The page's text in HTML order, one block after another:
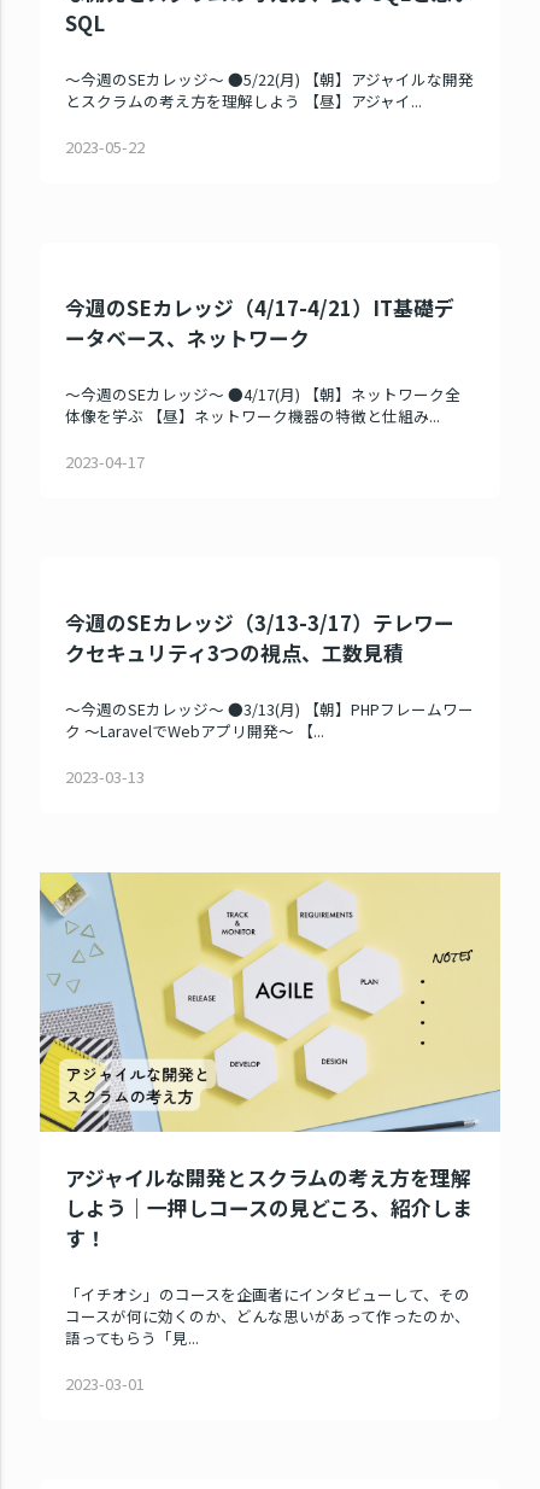
SQL
～今週のSEカレッジ～ ●5/22(月) 【朝】アジャイルな開発
とスクラムの考え方を理解しよう 【昼】アジャイ...
2023-05-22
今週のSEカレッジ（4/17-4/21）IT基礎デ
ータベース、ネットワーク
～今週のSEカレッジ～ ●4/17(月) 【朝】ネットワーク全
体像を学ぶ 【昼】ネットワーク機器の特徴と仕組み...
2023-04-17
今週のSEカレッジ（3/13-3/17）テレワー
クセキュリティ3つの視点、工数見積
～今週のSEカレッジ～ ●3/13(月) 【朝】PHPフレームワー
ク ～LaravelでWebアプリ開発～ 【...
2023-03-13
アジャイルな開発とスクラムの考え方を理解
しよう｜一押しコースの見どころ、紹介しま
す！
「イチオシ」のコースを企画者にインタビューして、その
コースが何に効くのか、どんな思いがあって作ったのか、
語ってもらう「見...
2023-03-01